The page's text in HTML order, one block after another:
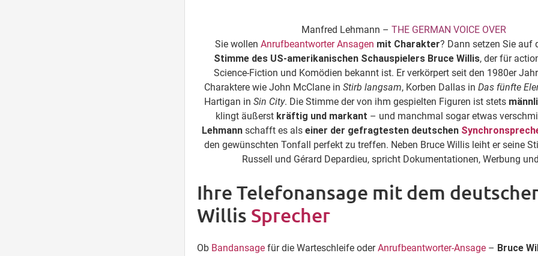
Manfred Lehmann – THE GERMAN VOICE OVER
Sie wollen Anrufbeantworter Ansagen mit Charakter? Dann setzen Sie auf
Stimme des US-amerikanischen Schauspielers Bruce Willis, der für
Science-Fiction und Komödien bekannt ist. Er verkörpert seit den 1980er
Charaktere wie John McClane in Stirb langsam, Korben Dallas in Das fünfte
Hartigan in Sin City. Die Stimme der von ihm gespielten Figuren ist stets
klingt äußerst kräftig und markant – und manchmal sogar etwas
Lehmannschafft es als einer der gefragtesten deutschen
den gewünschten Tonfall perfekt zu treffen. Neben Bruce Willis leiht er seine
Russell und Gérard Depardieu, spricht Dokumentationen, Werbung
Ihre Telefonansage mit dem
Willis Sprecher
Ob Bandansage für die Warteschleife oderAnrufbeantworter-Ansage – Bruce